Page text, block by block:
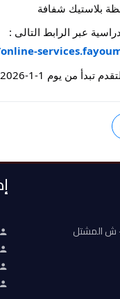
بلاستيك شفافة
عبر الرابط التالى :
1-2026 وحتى 31- 1 - 2026
ش المشتل